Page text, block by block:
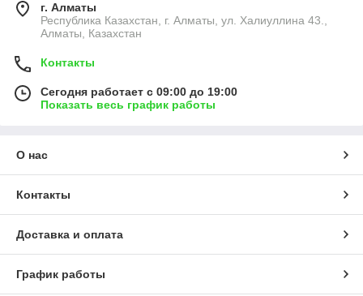
г. Алматы
Республика Казахстан, г. Алматы, ул. Халиуллина 43.,
Алматы, Казахстан
Контакты
Сегодня работает с 09:00 до 19:00
Показать весь график работы
О нас
Контакты
Доставка и оплата
График работы